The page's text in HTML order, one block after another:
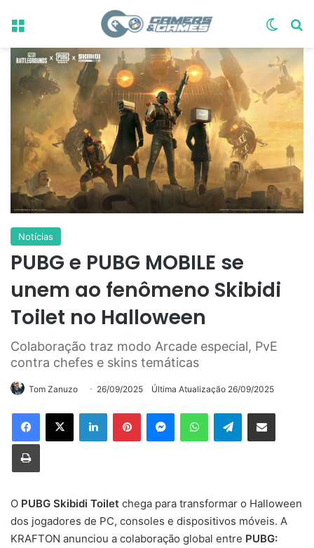
Menu
Notícias
PUBG e PUBG MOBILE se
unem ao fenômeno Skibidi
Toilet no Halloween
Colaboração traz modo Arcade especial, PvE
contra chefes e skins temáticas
Tom Zanuzo 26/09/2025 Última Atualização 26/09/2025
LinkedinPinterestMessengerWhatsAppTelegramCompartilhar via e-mail
Imprimir
O PUBG Skibidi Toilet chega para transformar o Halloween
dos jogadores de PC, consoles e dispositivos móveis. A
KRAFTON anunciou a colaboração global entre PUBG: